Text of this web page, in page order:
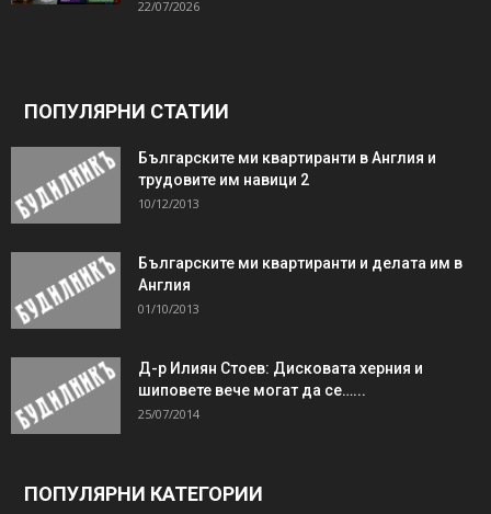
22/07/2026
ПОПУЛЯРНИ СТАТИИ
Българските ми квартиранти в Англия и
трудовите им навици 2
10/12/2013
Българските ми квартиранти и делата им в
Англия
01/10/2013
Д-р Илиян Стоев: Дисковата херния и
шиповете вече могат да се…...
25/07/2014
ПОПУЛЯРНИ КАТЕГОРИИ